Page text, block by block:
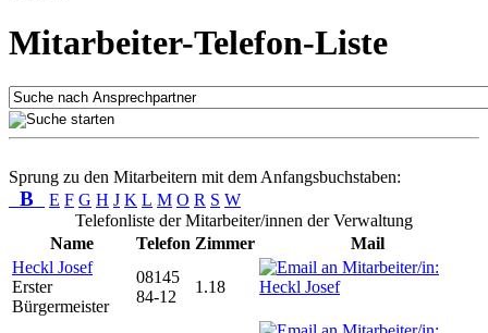
Mitarbeiter-Telefon-Liste
Sprung zu den Mitarbeitern mit dem Anfangsbuchstaben:
B E F G H J K L M O R S W
Telefonliste der Mitarbeiter/innen der Verwaltung
Name
Telefon Zimmer
Mail
Heckl Josef
Erster
Bürgermeister
08145
84-12
1.18